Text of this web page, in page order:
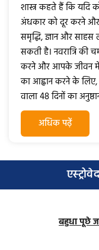
शास्त्र कहते हैं कि यदि
अंधकार को दूर करने
समृद्धि, ज्ञान और
सकती है। नवरात्रि की
करने और आपके जीवन में
का आह्वान करने के लिए,
वाला 48 दिनों का
अधिक पढ़ें
बहुधा पूछे